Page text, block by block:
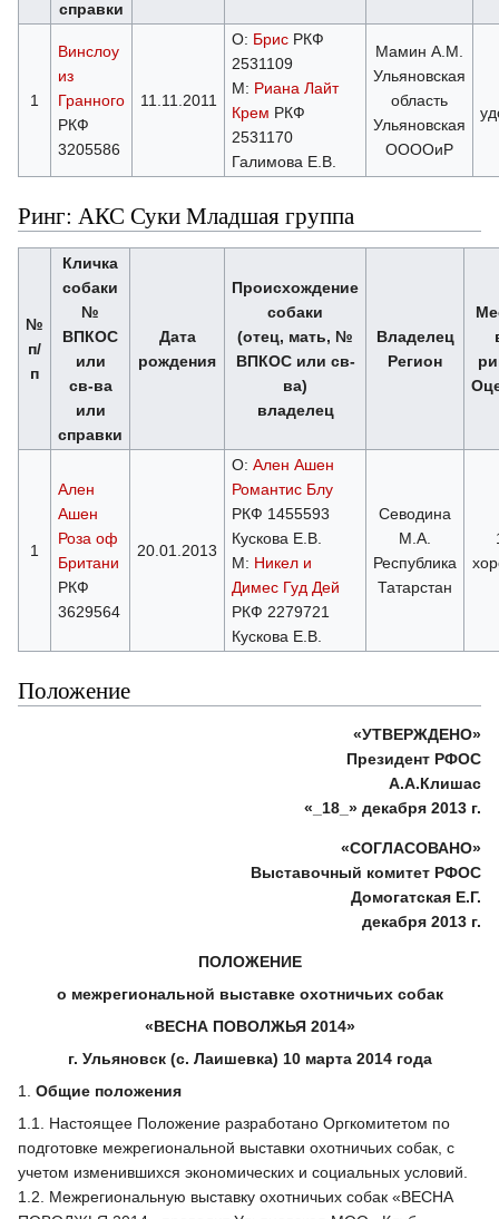
справки
1
Винслоу
из
Гранного
РКФ
3205586
11.11.2011
О: БрисРКФ
2531109
М: Риана Лайт
Крем РКФ
2531170
Галимова Е.В.
Мамин А.М.
Ульяновская
область
Ульяновская
ООООиР
Ринг: АКС Суки Младшая группа
№
п/
п
Кличка
собаки
№
ВПКОС
или
св-ва
или
справки
Дата
рождения
Происхождение
собаки
(отец, мать, №
ВПКОС или св-
ва)
владелец
Владелец
Регион
1
Ален
Ашен
Роза оф
Британи
РКФ
3629564
20.01.2013
О: Ален Ашен
Романтис Блу
РКФ 1455593
Кускова Е.В.
М: Никел и
Димес Гуд Дей
РКФ 2279721
Кускова Е.В.
Севодина
М.А.
Республика
Татарстан
Положение
«УТВЕРЖДЕНО»
Президент РФОС
А.А.Клишас
«_18_» декабря 2013 г.
«СОГЛАСОВАНО»
Выставочный комитет РФОС
Домогатская Е.Г.
декабря 2013 г.
ПОЛОЖЕНИЕ
о межрегиональной выставке охотничьих собак
«ВЕСНА ПОВОЛЖЬЯ 2014»
г. Ульяновск (с. Лаишевка) 10 марта 2014 года
1. Общие положения
1.1. Настоящее Положение разработано Оргкомитетом по
подготовке межрегиональной выставки охотничьих собак, с
учетом изменившихся экономических и социальных условий.
1.2. Межрегиональную выставку охотничьих собак «ВЕСНА